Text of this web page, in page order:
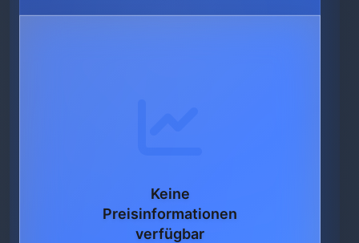
Keine
Preisinformationen
verfügbar